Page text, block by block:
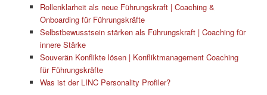
Rollenklarheit als neue Führungskraft | Coaching &
Onboarding für Führungskräfte
Selbstbewusstsein stärken als Führungskraft | Coaching für
innere Stärke
Souverän Konflikte lösen | Konfliktmanagement Coaching
für Führungskräfte
Was ist der LINC Personality Profiler?